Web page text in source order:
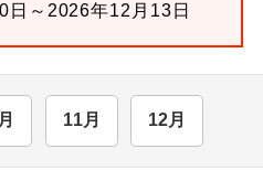
日～2026年12月13日
11月 12月